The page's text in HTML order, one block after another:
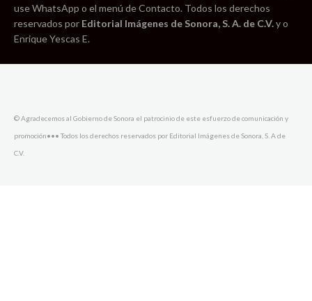
use WhatsApp o el menú de Contacto. Todos los derechos
reservados por Editorial Imágenes de Sonora, S. A. de C.V.y o
Enrique Yescas E.
© Agradecemos al Gobierno de Sonora el patrocinio de este esfuerzo de comunicación y
promoción••• Todos los derechos reservados por Editorial Imágenes de Sonora, S. A de
C.V.